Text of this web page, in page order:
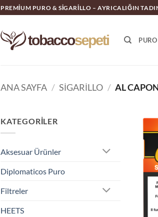
PREMIUM PURO & SIGARILLO – AYRICALIĞIN
PURO
ANA SAYFA / SIGARILLO / AL
KATEGORILER
Aksesuar Ürünler
Diplomaticos Puro
Filtreler
HEETS